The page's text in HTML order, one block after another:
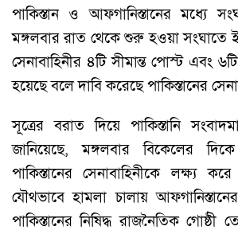
পাকিস্তান ও আফগানিস্তানের মধ্যে
মঙ্গলবার রাত থেকে শুরু হওয়া
সেনাবাহিনীর ৪টি সীমান্ত পোস্ট এবং
হয়েছে বলে দাবি করেছে পাকিস্তানের
সূত্রের বরাত দিয়ে পাকিস্তানি
জানিয়েছে, মঙ্গলবার বিকেলের
পাকিস্তানের সেনাবাহিনীকে লক্ষ্য
যৌথভাবে হামলা চালায়
পাকিস্তানের নিষিদ্ধ রাজনৈতিক গোষ্ঠী